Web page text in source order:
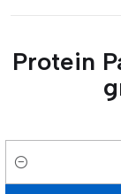
Protein
Cantidad